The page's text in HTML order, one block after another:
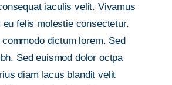
iaculis velit. Vivamus
eu felis molestie consectetur.
dictum lorem. Sed
Sed euismod dolor octpa
diam lacus blandit velit